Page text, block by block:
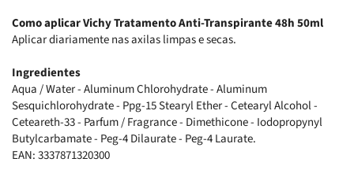
Como aplicar Vichy Tratamento Anti-Transpirante 48h 50ml
Aplicar diariamente nas axilas limpas e secas.
Ingredientes
Aqua / Water - Aluminum Chlorohydrate - Aluminum
Sesquichlorohydrate - Ppg-15 Stearyl Ether - Cetearyl Alcohol -
Ceteareth-33 - Parfum / Fragrance - Dimethicone - Iodopropynyl
Butylcarbamate - Peg-4 Dilaurate - Peg-4 Laurate.
EAN: 3337871320300